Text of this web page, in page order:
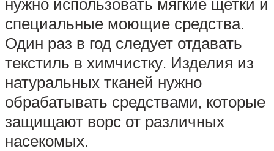
специальные моющие средства.
Один раз в год следует отдавать
текстиль в химчистку. Изделия из
натуральных тканей нужно
обрабатывать средствами, которые
защищают ворс от различных
насекомых.